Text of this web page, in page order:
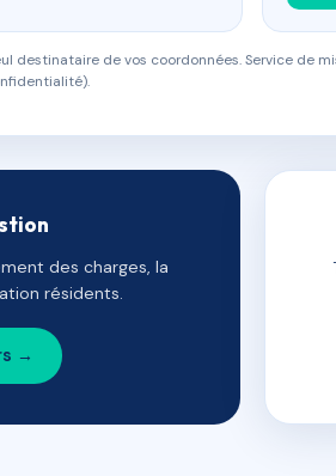
destinataire de vos coordonnées. Service de
des charges, la
résidents.
→